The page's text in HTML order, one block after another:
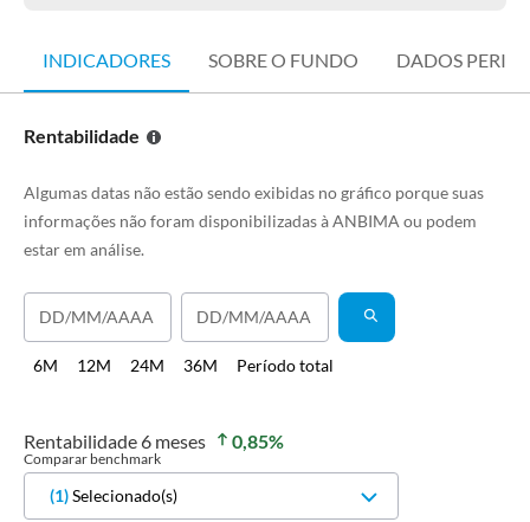
INDICADORES SOBRE O FUNDO DADOS
Rentabilidade
Algumas datas não estão sendo exibidas no gráfico porque suas
informações não foram disponibilizadas à ANBIMA ou podem
estar em análise.
6M 12M 24M 36M Período total
Rentabilidade 6 meses 0,85%
Comparar benchmark
(1)Selecionado(s)